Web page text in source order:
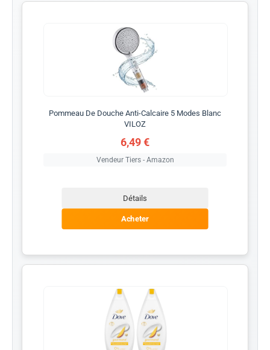
Pommeau De Douche Anti-Calcaire 5 Modes Blanc
VILOZ
6,49 €
Vendeur Tiers - Amazon
Détails
Acheter